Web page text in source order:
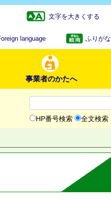
文字を大きくする
language ふりがな
事業者のかたへ
HP番号検索 全文検索